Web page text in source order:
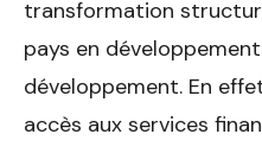
transformation
pays en
développement. En
accès aux services